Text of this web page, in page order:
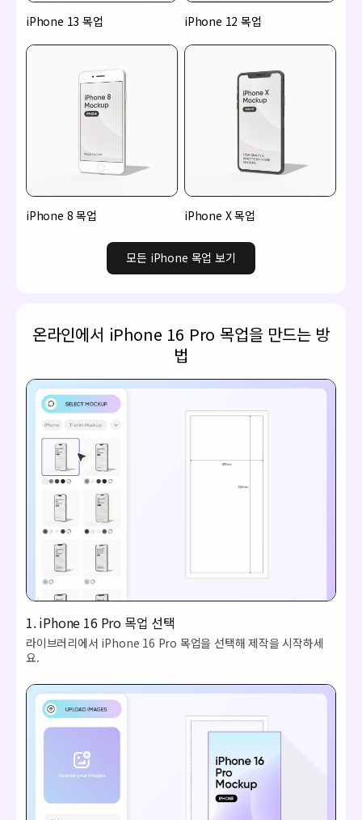
iPhone 13 목업 iPhone 12 목업
iPhone 8 목업 iPhone X 목업
모든 iPhone 목업 보기
온라인에서 iPhone 16 Pro 목업을 만드는 방
법
1. iPhone 16 Pro 목업 선택
라이브러리에서 iPhone 16 Pro 목업을 선택해 제작을 시작하세
요.